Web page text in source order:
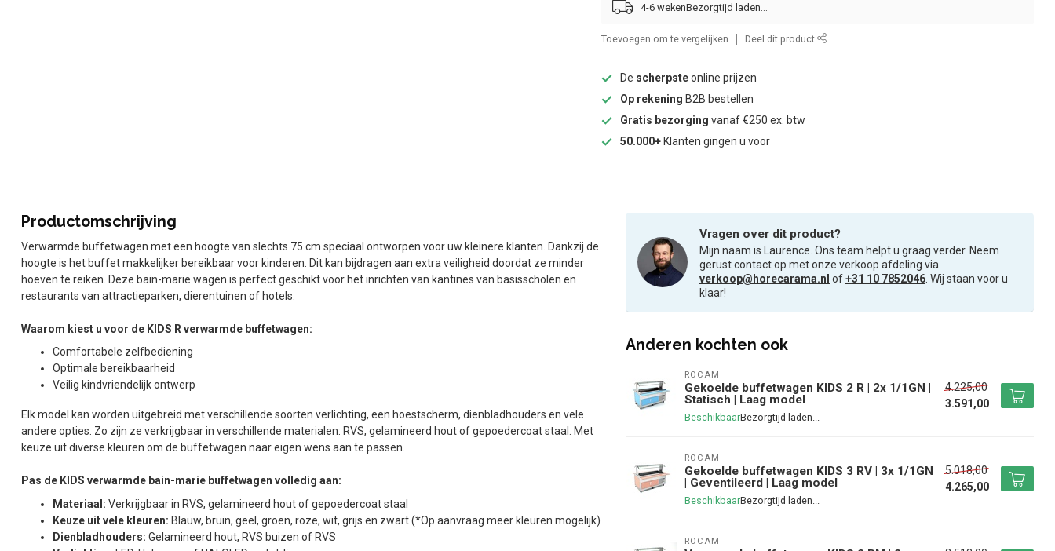
4-6 weken
Toevoegen om te vergelijken Deel dit product
De scherpsteonline prijzen
Op rekening B2B bestellen
Gratis bezorging vanaf €250 ex. btw
50.000+ Klanten gingen u voor
Productomschrijving
Verwarmde buffetwagen met een hoogte van slechts 75 cm speciaal ontworpen voor uw kleinere klanten. Dankzij de
hoogte is het buffet makkelijker bereikbaar voor kinderen. Dit kan bijdragen aan extra veiligheid doordat ze minder
hoeven te reiken. Deze bain-marie wagen is perfect geschikt voor het inrichten van kantines van basisscholen en
restaurants van attractieparken, dierentuinen of hotels.
Waarom kiest u voor de KIDS R verwarmde buffetwagen:
Comfortabele zelfbediening
Optimale bereikbaarheid
Veilig kindvriendelijk ontwerp
Elk model kan worden uitgebreid met verschillende soorten verlichting, een hoestscherm, dienbladhouders en vele
andere opties. Zo zijn ze verkrijgbaar in verschillende materialen: RVS, gelamineerd hout of gepoedercoat staal. Met
keuze uit diverse kleuren om de buffetwagen naar eigen wens aan te passen.
Pas de KIDS verwarmde bain-marie buffetwagen volledig aan:
Materiaal: Verkrijgbaar in RVS, gelamineerd hout of gepoedercoat staal
Keuze uit vele kleuren: Blauw, bruin, geel, groen, roze, wit, grijs en zwart (*Op aanvraag meer kleuren mogelijk)
Dienbladhouders: Gelamineerd hout, RVS buizen of RVS
Vragen over dit product?
Mijn naam is Laurence. Ons team helpt u graag verder. Neem
gerust contact op met onze verkoop afdeling via
verkoop@horecarama.nl of+31 10 7852046 . Wij staan voor u
klaar!
Anderen kochten ook
ROCAM
Gekoelde buffetwagen KIDS 2 R | 2x 1/1GN |
Statisch | Laag model
Beschikbaar
4.225,00
3.591,00
ROCAM
Gekoelde buffetwagen KIDS 3 RV | 3x 1/1GN
| Geventileerd | Laag model
Beschikbaar
5.018,00
4.265,00
ROCAM